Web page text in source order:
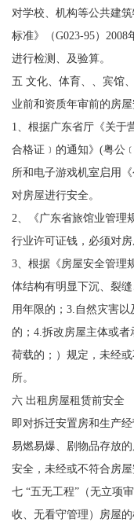
对学校、机构等公共建
标准》（G023-95）
进行检测、及验算。
五 文化、体育、、宾馆
业前和资质年审前的房
1、根据广东省厅《关于
合格证﹞的通知》(粤公
所和电子游戏机室启用
对房屋进行安全。
2、《广东省旅馆业管理
行业许可证钱，必须对房
3、根据《房屋安全管理
体结构有明显下沉、裂
用年限的；3.自然灾害
的；4.拆改房屋主体或
荷载的；）规定，未经
所。
六 出租房屋租赁前安全
即对拆迁安置房和生产
易燃易爆、剧物品存放
安全，未经或不符合房
七 “五无工程”（无立项
收、无看守管理）房屋